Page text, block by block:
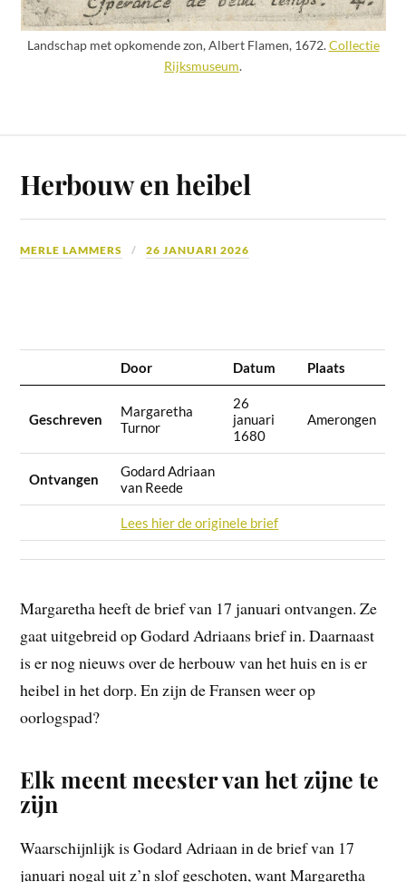
Landschap met opkomende zon, Albert Flamen, 1672.Collectie
Rijksmuseum.
Herbouw en heibel
MERLE LAMMERS 26 JANUARI 2026
Door Datum Plaats
Geschreven
Margaretha
Turnor
26
januari
1680
Amerongen
Ontvangen
Godard Adriaan
van Reede
Lees hier de originele brief
Margaretha heeft de brief van 17 januari ontvangen. Ze
gaat uitgebreid op Godard Adriaans brief in. Daarnaast
is er nog nieuws over de herbouw van het huis en is er
heibel in het dorp. En zijn de Fransen weer op
oorlogspad?
Elk meent meester van het zijne te
zijn
Waarschijnlijk is Godard Adriaan in de brief van 17
januari nogal uit z’n slof geschoten, want Margaretha